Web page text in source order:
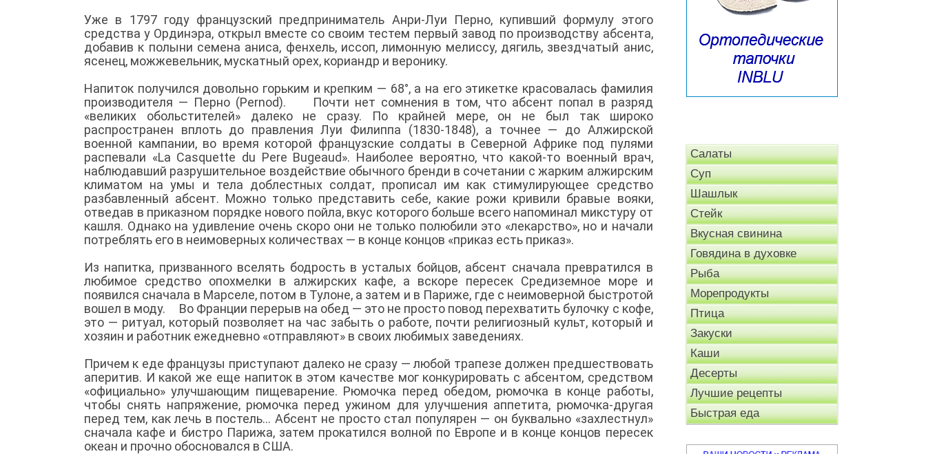
Уже в 1797 году французский предприниматель Анри-Луи Перно, купивший формулу этого
средства у Ординэра, открыл вместе со своим тестем первый завод по производству абсента,
добавив к полыни семена аниса, фенхель, иссоп, лимонную мелиссу, дягиль, звездчатый анис,
ясенец, можжевельник, мускатный орех, кориандр и веронику.
Напиток получился довольно горьким и крепким — 68°, а на его этикетке красовалась фамилия
производителя — Перно (Pernod). Почти нет сомнения в том, что абсент попал в разряд
«великих обольстителей» далеко не сразу. По крайней мере, он не был так широко
распространен вплоть до правления Луи Филиппа (1830-1848), а точнее — до Алжирской
военной кампании, во время которой французские солдаты в Северной Африке под пулями
распевали «La Casquette du Pere Bugeaud». Наиболее вероятно, что какой-то военный врач,
наблюдавший разрушительное воздействие обычного бренди в сочетании с жарким алжирским
климатом на умы и тела доблестных солдат, прописал им как стимулирующее средство
разбавленный абсент. Можно только представить себе, какие рожи кривили бравые вояки,
отведав в приказном порядке нового пойла, вкус которого больше всего напоминал микстуру от
кашля. Однако на удивление очень скоро они не только полюбили это «лекарство», но и начали
потреблять его в неимоверных количествах — в конце концов «приказ есть приказ».
Из напитка, призванного вселять бодрость в усталых бойцов, абсент сначала превратился в
любимое средство опохмелки в алжирских кафе, а вскоре пересек Средиземное море и
появился сначала в Марселе, потом в Тулоне, а затем и в Париже, где с неимоверной быстротой
вошел в моду. Во Франции перерыв на обед — это не просто повод перехватить булочку с кофе,
это — ритуал, который позволяет на час забыть о работе, почти религиозный культ, который и
хозяин и работник ежедневно «отправляют» в своих любимых заведениях.
Причем к еде французы приступают далеко не сразу — любой трапезе должен предшествовать
аперитив. И какой же еще напиток в этом качестве мог конкурировать с абсентом, средством
«официально» улучшающим пищеварение. Рюмочка перед обедом, рюмочка в конце работы,
чтобы снять напряжение, рюмочка перед ужином для улучшения аппетита, рюмочка-другая
перед тем, как лечь в постель... Абсент не просто стал популярен — он буквально «захлестнул»
сначала кафе и бистро Парижа, затем прокатился волной по Европе и в конце концов пересек
океан и прочно обосновался в США.
Салаты
Суп
Шашлык
Стейк
Вкусная свинина
Говядина в духовке
Рыба
Морепродукты
Птица
Закуски
Каши
Десерты
Лучшие рецепты
Быстрая еда